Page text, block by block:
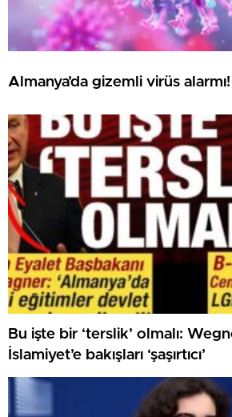
Almanya’da gizemli virüs alarmı!
Bu işte bir ‘terslik’ olmalı:
İslamiyet’e bakışları ‘şaşırtıcı’